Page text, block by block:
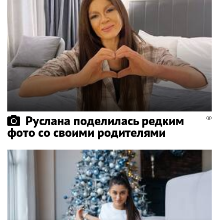
Руслана поделилась редким
фото со своими родителями